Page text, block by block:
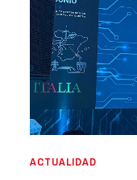
ACTUALIDAD